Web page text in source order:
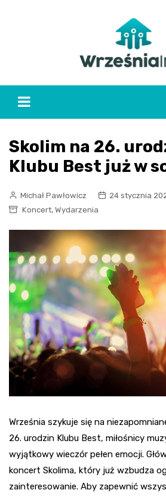
Skolim na 26.
Klubu Best już w
Michał Pawłowicz
24 stycznia
Koncert, Wydarzenia
Września szykuje się na
26. urodzin Klubu Best, miłośnicy
wyjątkowy wieczór pełen emocji.
koncert Skolima, który już wzbudza
zainteresowanie. Aby zapewnić